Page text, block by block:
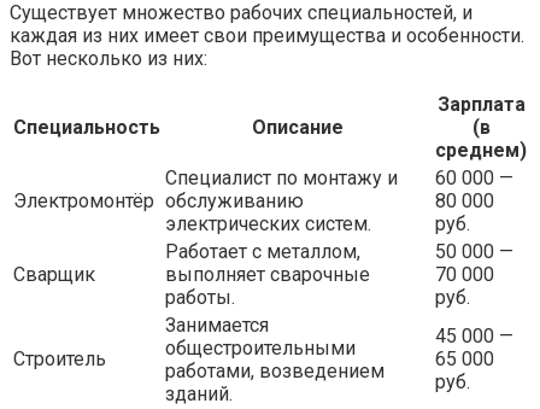
Существует множество рабочих специальностей, и
каждая из них имеет свои преимущества и особенности.
Вот несколько из них:
Специальность Описание
Зарплата
(в
среднем)
Электромонтёр
Специалист по монтажу и
обслуживанию
электрических систем.
60 000 —
80 000
руб.
Сварщик
Работает с металлом,
выполняет сварочные
работы.
50 000 —
70 000
руб.
Строитель
Занимается
общестроительными
работами, возведением
зданий.
45 000 —
65 000
руб.